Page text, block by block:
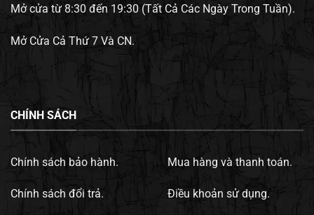
Mở cửa từ 8:30 đến 19:30 (Tất Cả Các Ngày Trong Tuần).
Mở Cửa Cả Thứ 7 Và CN.
CHÍNH SÁCH
Chính sách bảo hành.
Chính sách đổi trả.
Mua hàng và thanh toán.
Điều khoản sử dụng.